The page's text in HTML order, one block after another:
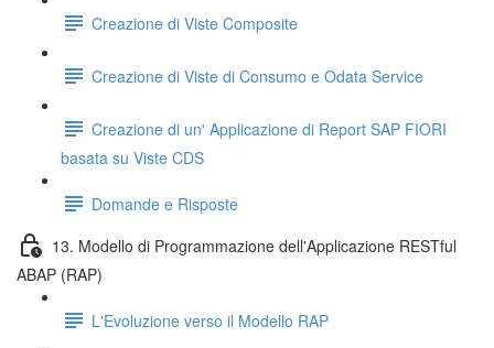
Creazione di Viste Composite
Creazione di Viste di Consumo e Odata Service
Creazione di un' Applicazione di Report SAP FIORI
basata su Viste CDS
Domande e Risposte
13. Modello di Programmazione dell'Applicazione RESTful
ABAP (RAP)
L'Evoluzione verso il Modello RAP